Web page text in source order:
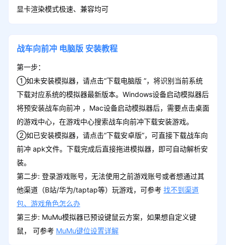
显卡渲染模式极速、兼容均可
战车向前冲 电脑版 安装教程
第一步：
①如未安装模拟器，请点击“下载电脑版 ”，将识别当前系统
下载对应系统的模拟器最新版本。Windows设备启动模拟器后
将预安装战车向前冲 ，Mac设备启动模拟器后，需要点击桌面
的游戏中心，在游戏中心搜索战车向前冲下载安装游戏。
②如已安装模拟器，请点击“下载安卓版”，可直接下载战车向
前冲 apk文件。下载完成后直接拖进模拟器，即可自动解析安
装。
第二步: 登录游戏账号，无法使用之前游戏账号或者想通过其
他渠道（B站/华为/taptap等）玩游戏，可参考 找不到渠道
包、游戏角色怎么办
第三步: MuMu模拟器已预设键鼠云方案，如果想自定义键
鼠， 可参考 MuMu键位设置详解